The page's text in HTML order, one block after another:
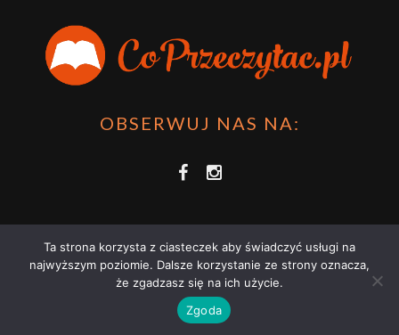
OBSERWUJ NAS NA:
COPRZECZYTAĆ.PL 2021 | STRONA WYKORZYSTUJE PLIKI COOKIES |
POLITYKĄ PRYWATNOŚCI
Ta strona korzysta z ciasteczek aby świadczyć usługi na
najwyższym poziomie. Dalsze korzystanie ze strony oznacza,
że zgadzasz się na ich użycie.
Zgoda